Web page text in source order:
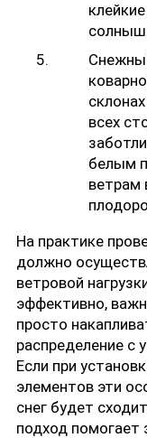
всех
белым
ветрам
На практике
должно
ветровой
эффективно,
просто
распределение с
Если при
элементов эти
снег будет
подход помогает